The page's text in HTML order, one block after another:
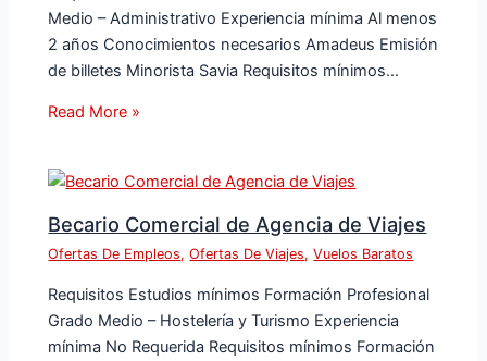
Medio – Administrativo Experiencia mínima Al menos
2 años Conocimientos necesarios Amadeus Emisión
de billetes Minorista Savia Requisitos mínimos…
Read More »
Becario Comercial de Agencia de Viajes
Ofertas De Empleos,Ofertas De Viajes,Vuelos Baratos
Requisitos Estudios mínimos Formación Profesional
Grado Medio – Hostelería y Turismo Experiencia
mínima No Requerida Requisitos mínimos Formación